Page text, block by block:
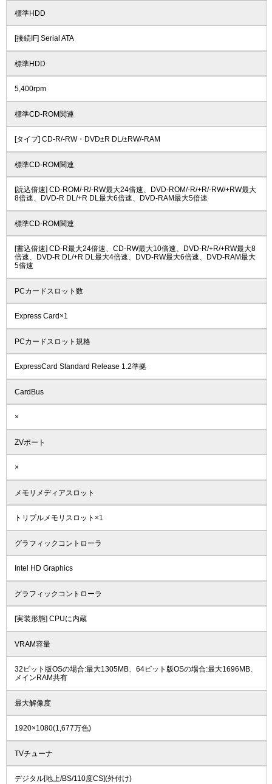
標準HDD
[接続IF] Serial ATA
標準HDD
5,400rpm
標準CD-ROM関連
[タイプ] CD-R/-RW・DVD±R DL/±RW/-RAM
標準CD-ROM関連
[読込倍速] CD-ROM/-R/-RW最大24倍速、DVD-ROM/-R/+R/-RW/+RW最大
8倍速、DVD-R DL/+R DL最大6倍速、DVD-RAM最大5倍速
標準CD-ROM関連
[書込倍速] CD-R最大24倍速、CD-RW最大10倍速、DVD-R/+R/+RW最大8
倍速、DVD-R DL/+R DL最大4倍速、DVD-RW最大6倍速、DVD-RAM最大
5倍速
PCカードスロット数
Express Card×1
PCカードスロット規格
ExpressCard Standard Release 1.2準拠
CardBus
×
ZVポート
×
メモリメディアスロット
トリプルメモリスロット×1
グラフィックコントローラ
Intel HD Graphics
グラフィックコントローラ
[実装形態] CPUに内蔵
VRAM容量
32ビット版OSの場合:最大1305MB、64ビット版OSの場合:最大1696MB、
メインRAM共有
最大解像度
1920×1080(1,677万色)
TVチューナ
デジタル[地上/BS/110度CS](外付け)